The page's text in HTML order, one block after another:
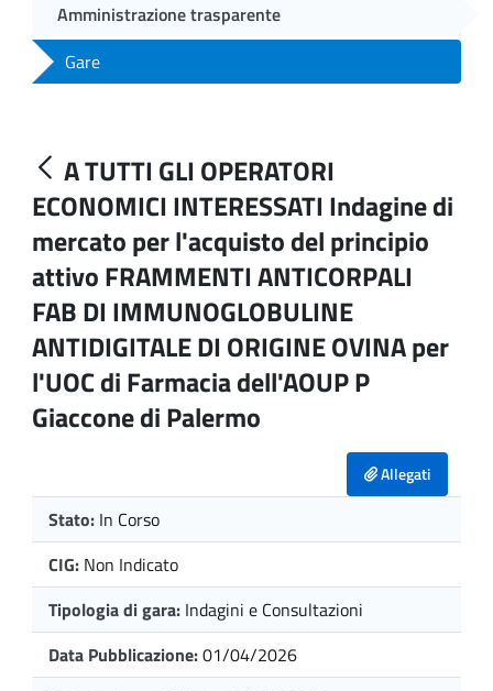
Amministrazione trasparente
Gare
A TUTTI GLI OPERATORI
ECONOMICI INTERESSATI Indagine di
mercato per l'acquisto del principio
attivo FRAMMENTI ANTICORPALI
FAB DI IMMUNOGLOBULINE
ANTIDIGITALE DI ORIGINE OVINA per
l'UOC di Farmacia dell'AOUP P
Giaccone di Palermo
Allegati
Stato: In Corso
CIG: Non Indicato
Tipologia di gara: Indagini e Consultazioni
Data Pubblicazione:01/04/2026